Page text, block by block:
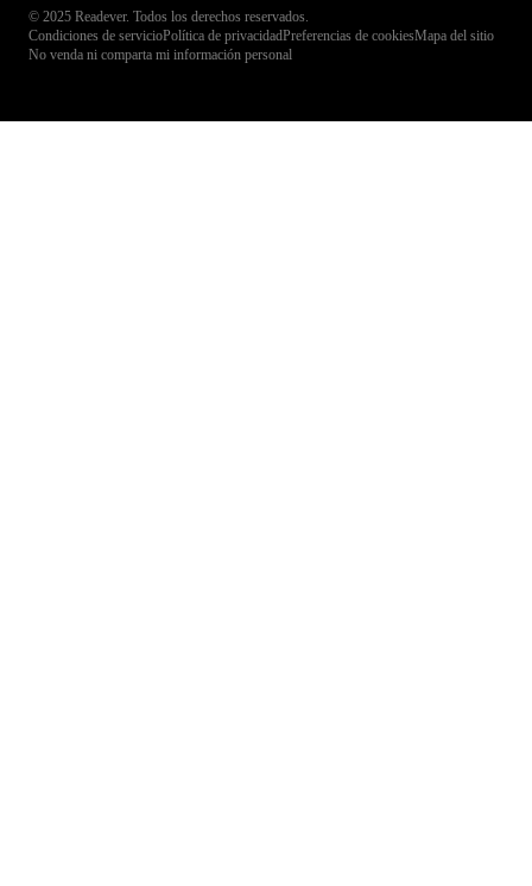
© 2025 Readever. Todos los derechos reservados.
Condiciones de servicioPolítica de privacidadPreferencias de cookiesMapa del sitio
No venda ni comparta mi información personal